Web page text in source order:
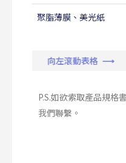
聚脂薄膜、美光紙
向左滾動表格 ⟶
P.S.如欲索取產品規格
我們聯繫。